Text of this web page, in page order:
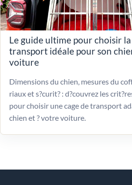
Le guide ultime pour choisir la
transport idéale pour son
voiture
Dimensions du chien, mesures du
riaux et s?curit? : d?couvrez les
pour choisir une cage de transport
chien et ? votre voiture.